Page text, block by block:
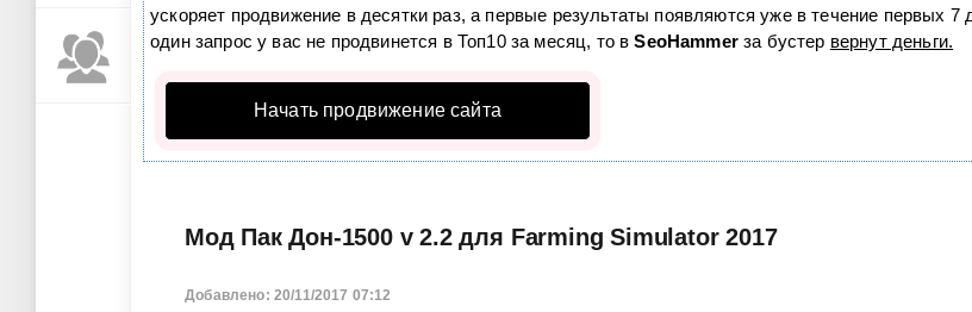
ускоряет продвижение в десятки раз, а первые результаты появляются уже в течение первых 7
один запрос у вас не продвинется в Топ10 за месяц, то вSeoHammerза бустер вернут деньги.
Начать продвижение сайта
Мод Пак Дон-1500 v 2.2 для Farming Simulator 2017
Добавлено: 20/11/2017 07:12